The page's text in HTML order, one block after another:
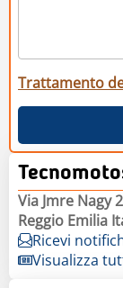
Trattamento
Via Jmre Nagy
Reggio Emilia
Ricevi
Visualizza